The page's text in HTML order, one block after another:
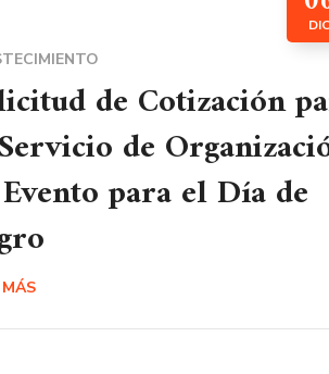
DIC
de Cotización
de
para el Día de
MÁS